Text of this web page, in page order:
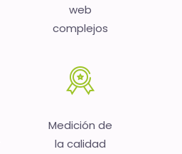
web
complejos
Medición de
la calidad